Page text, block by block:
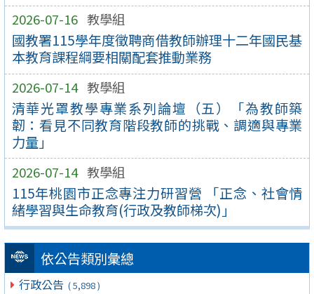
2026-07-16 教學組
國教署115學年度徵聘商借教師辦理十二年國民基
本教育課程綱要相關配套推動業務
2026-07-14 教學組
清華光罩教學專業系列論壇（五）「為教師築
韌：看見不同教育階段教師的挑戰、調適與專業
力量」
2026-07-14 教學組
115年桃園市正念專注力研習營 「正念、社會情
緒學習與生命教育(行政及教師梯次)」
依公告類別彙總
行政公告 ( 5,898 )